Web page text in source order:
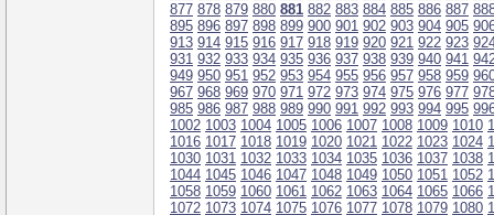
877 878 879 880 881 882 883 884 885 886 887
895 896 897 898 899 900 901 902 903 904 905
913 914 915 916 917 918 919 920 921 922 923
931 932 933 934 935 936 937 938 939 940 941
949 950 951 952 953 954 955 956 957 958 959
967 968 969 970 971 972 973 974 975 976 977
985 986 987 988 989 990 991 992 993 994 995
1002 1003 1004 1005 1006 1007 1008 1009 1010
1016 1017 1018 1019 1020 1021 1022 1023 1024
1030 1031 1032 1033 1034 1035 1036 1037 1038
1044 1045 1046 1047 1048 1049 1050 1051 1052
1058 1059 1060 1061 1062 1063 1064 1065 1066
1072 1073 1074 1075 1076 1077 1078 1079 1080